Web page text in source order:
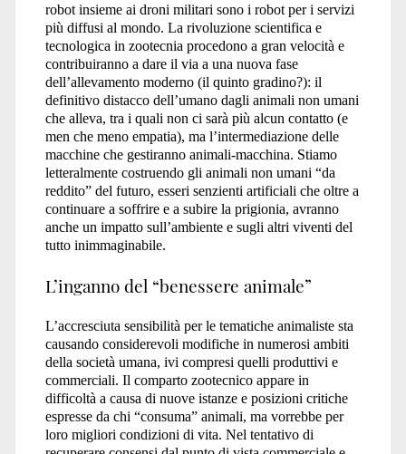
robot insieme ai droni militari sono i robot per i servizi
più diffusi al mondo. La rivoluzione scientifica e
tecnologica in zootecnia procedono a gran velocità e
contribuiranno a dare il via a una nuova fase
dell’allevamento moderno (il quinto gradino?): il
definitivo distacco dell’umano dagli animali non umani
che alleva, tra i quali non ci sarà più alcun contatto (e
men che meno empatia), ma l’intermediazione delle
macchine che gestiranno animali-macchina. Stiamo
letteralmente costruendo gli animali non umani “da
reddito” del futuro, esseri senzienti artificiali che oltre a
continuare a soffrire e a subire la prigionia, avranno
anche un impatto sull’ambiente e sugli altri viventi del
tutto inimmaginabile.
L’inganno del “benessere animale”
L’accresciuta sensibilità per le tematiche animaliste sta
causando considerevoli modifiche in numerosi ambiti
della società umana, ivi compresi quelli produttivi e
commerciali. Il comparto zootecnico appare in
difficoltà a causa di nuove istanze e posizioni critiche
espresse da chi “consuma” animali, ma vorrebbe per
loro migliori condizioni di vita. Nel tentativo di